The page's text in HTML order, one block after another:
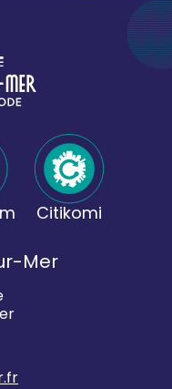
Citikomi
Mer